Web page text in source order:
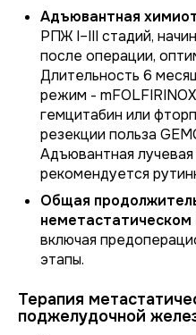
Адъювантная
РПЖ I–III стадий,
после операции,
Длительность 6
режим -
гемцитабин или
резекции польза
Адъювантная
рекомендуется
Общая
включая
этапы.
Терапия
поджелудочной